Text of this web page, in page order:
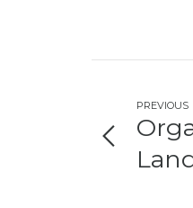
PREVIOUS